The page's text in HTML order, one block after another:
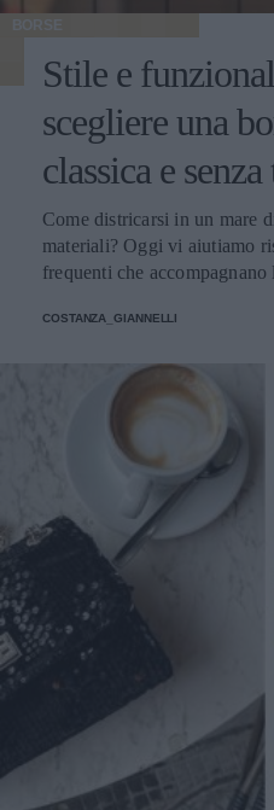
BORSE
Stile e
scegliere una
classica e
Come districarsi in un mare
materiali? Oggi vi aiutiamo
frequenti che
COSTANZA_GIANNELLI